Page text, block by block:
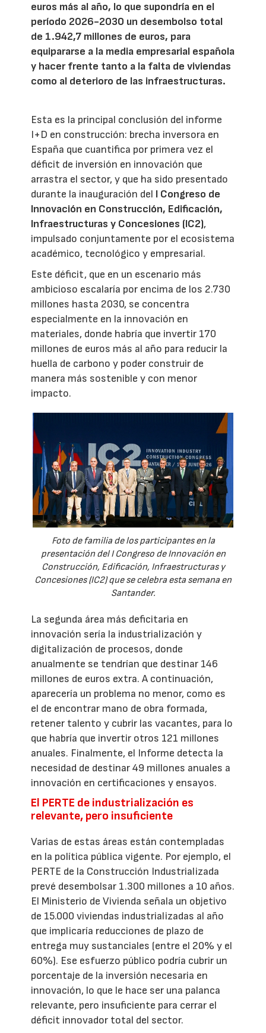
euros más al año, lo que supondría en el
período 2026-2030 un desembolso total
de 1.942,7 millones de euros, para
equipararse a la media empresarial española
y hacer frente tanto a la falta de viviendas
como al deterioro de las infraestructuras.
Esta es la principal conclusión del informe
I+D en construcción: brecha inversora en
España que cuantifica por primera vez el
déficit de inversión en innovación que
arrastra el sector, y que ha sido presentado
durante la inauguración del I Congreso de
Innovación en Construcción, Edificación,
Infraestructuras y Concesiones (IC2),
impulsado conjuntamente por el ecosistema
académico, tecnológico y empresarial.
Este déficit, que en un escenario más
ambicioso escalaría por encima de los 2.730
millones hasta 2030, se concentra
especialmente en la innovación en
materiales, donde habría que invertir 170
millones de euros más al año para reducir la
huella de carbono y poder construir de
manera más sostenible y con menor
impacto.
Foto de familia de los participantes en la
presentación del I Congreso de Innovación en
Construcción, Edificación, Infraestructuras y
Concesiones (IC2) que se celebra esta semana en
Santander.
La segunda área más deficitaria en
innovación sería la industrialización y
digitalización de procesos, donde
anualmente se tendrían que destinar 146
millones de euros extra. A continuación,
aparecería un problema no menor, como es
el de encontrar mano de obra formada,
retener talento y cubrir las vacantes, para lo
que habría que invertir otros 121 millones
anuales. Finalmente, el Informe detecta la
necesidad de destinar 49 millones anuales a
innovación en certificaciones y ensayos.
El PERTE de industrialización es
relevante, pero insuficiente
Varias de estas áreas están contempladas
en la política pública vigente. Por ejemplo, el
PERTE de la Construcción Industrializada
prevé desembolsar 1.300 millones a 10 años.
El Ministerio de Vivienda señala un objetivo
de 15.000 viviendas industrializadas al año
que implicaría reducciones de plazo de
entrega muy sustanciales (entre el 20% y el
60%). Ese esfuerzo público podría cubrir un
porcentaje de la inversión necesaria en
innovación, lo que le hace ser una palanca
relevante, pero insuficiente para cerrar el
déficit innovador total del sector.